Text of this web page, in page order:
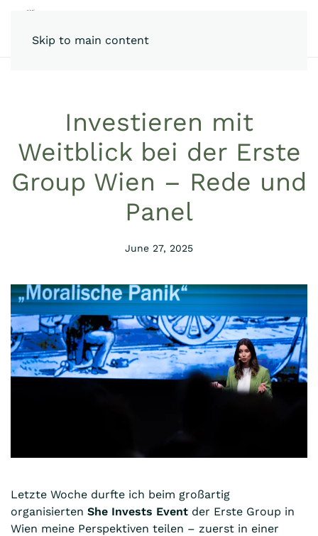
Skip to main content
Investieren mit
Weitblick bei der Erste
Group Wien – Rede und
Panel
June 27, 2025
Letzte Woche durfte ich beim großartig
organisierten She Invests Event der Erste Group in
Wien meine Perspektiven teilen – zuerst in einer